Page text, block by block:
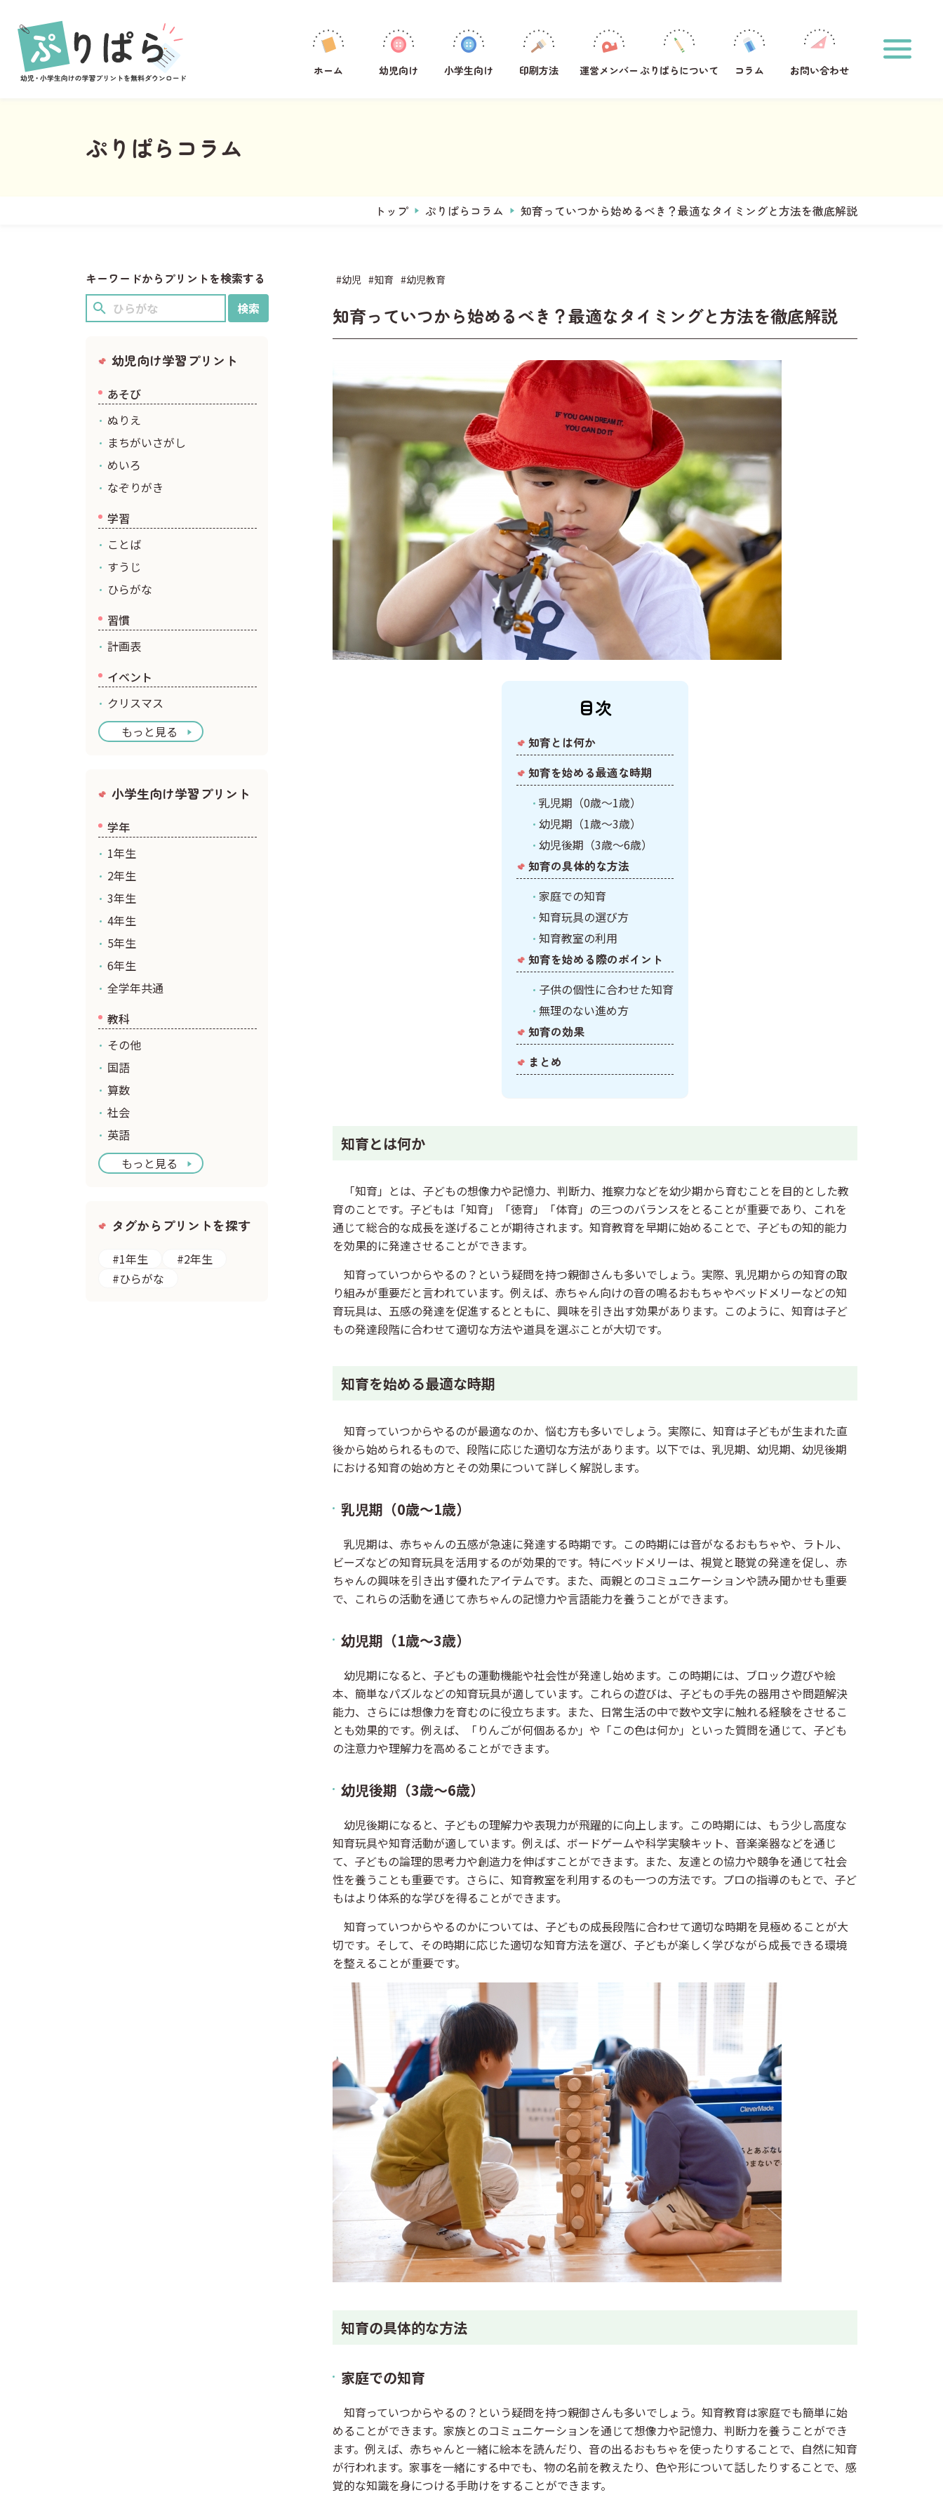
ホーム 幼児向け 小学生向け 印刷方法 運営メンバー ぷりぱらについて コラム お問い合わせ
学習
計画表
イベント
学年
社会
英語
運営メンバー
コラム
ぷりぱらコラム
トップ ぷりぱらコラム 知育っていつから始めるべき？最適なタイミングと方法を徹底解説
#幼児 #知育 #幼児教育
知育っていつから始めるべき？最適なタイミングと方法を徹底解説
目次
知育とは何か
知育を始める最適な時期
乳児期（0歳～1歳）
幼児期（1歳～3歳）
幼児後期（3歳～6歳）
知育の具体的な方法
家庭での知育
知育玩具の選び方
知育教室の利用
知育を始める際のポイント
子供の個性に合わせた知育
無理のない進め方
知育の効果
まとめ
知育とは何か
「知育」とは、子どもの想像力や記憶力、判断力、推察力などを幼少期から育むことを目的とした教
育のことです。子どもは「知育」「徳育」「体育」の三つのバランスをとることが重要であり、これを
通じて総合的な成長を遂げることが期待されます。知育教育を早期に始めることで、子どもの知的能力
を効果的に発達させることができます。
知育っていつからやるの？という疑問を持つ親御さんも多いでしょう。実際、乳児期からの知育の取
り組みが重要だと言われています。例えば、赤ちゃん向けの音の鳴るおもちゃやベッドメリーなどの知
育玩具は、五感の発達を促進するとともに、興味を引き出す効果があります。このように、知育は子ど
もの発達段階に合わせて適切な方法や道具を選ぶことが大切です。
知育を始める最適な時期
知育っていつからやるのが最適なのか、悩む方も多いでしょう。実際に、知育は子どもが生まれた直
後から始められるもので、段階に応じた適切な方法があります。以下では、乳児期、幼児期、幼児後期
における知育の始め方とその効果について詳しく解説します。
乳児期（0歳～1歳）
乳児期は、赤ちゃんの五感が急速に発達する時期です。この時期には音がなるおもちゃや、ラトル、
ビーズなどの知育玩具を活用するのが効果的です。特にベッドメリーは、視覚と聴覚の発達を促し、赤
ちゃんの興味を引き出す優れたアイテムです。また、両親とのコミュニケーションや読み聞かせも重要
で、これらの活動を通じて赤ちゃんの記憶力や言語能力を養うことができます。
幼児期（1歳～3歳）
幼児期になると、子どもの運動機能や社会性が発達し始めます。この時期には、ブロック遊びや絵
本、簡単なパズルなどの知育玩具が適しています。これらの遊びは、子どもの手先の器用さや問題解決
能力、さらには想像力を育むのに役立ちます。また、日常生活の中で数や文字に触れる経験をさせるこ
とも効果的です。例えば、「りんごが何個あるか」や「この色は何か」といった質問を通じて、子ども
の注意力や理解力を高めることができます。
幼児後期（3歳～6歳）
幼児後期になると、子どもの理解力や表現力が飛躍的に向上します。この時期には、もう少し高度な
知育玩具や知育活動が適しています。例えば、ボードゲームや科学実験キット、音楽楽器などを通じ
て、子どもの論理的思考力や創造力を伸ばすことができます。また、友達との協力や競争を通じて社会
性を養うことも重要です。さらに、知育教室を利用するのも一つの方法です。プロの指導のもとで、子ど
もはより体系的な学びを得ることができます。
知育っていつからやるのかについては、子どもの成長段階に合わせて適切な時期を見極めることが大
切です。そして、その時期に応じた適切な知育方法を選び、子どもが楽しく学びながら成長できる環境
を整えることが重要です。
知育の具体的な方法
家庭での知育
知育っていつからやるの？という疑問を持つ親御さんも多いでしょう。知育教育は家庭でも簡単に始
めることができます。家族とのコミュニケーションを通じて想像力や記憶力、判断力を養うことができ
ます。例えば、赤ちゃんと一緒に絵本を読んだり、音の出るおもちゃを使ったりすることで、自然に知育
が行われます。家事を一緒にする中でも、物の名前を教えたり、色や形について話したりすることで、感
覚的な知識を身につける手助けをすることができます。
キーワードからプリントを検索する
幼児向け学習プリント
あそび
ぬりえ
まちがいさがし
めいろ
なぞりがき
学習
ことば
すうじ
ひらがな
習慣
計画表
イベント
クリスマス
もっと見る
小学生向け学習プリント
学年
1年生
2年生
3年生
4年生
5年生
6年生
全学年共通
教科
その他
国語
算数
社会
英語
もっと見る
タグからプリントを探す
#1年生
#2年生
#ひらがな